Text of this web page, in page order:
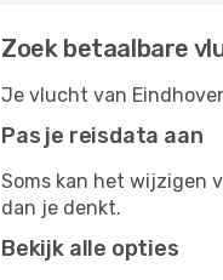
Zoek betaalbare
Je vlucht van
Pas je reisdata aan
Soms kan het wijzigen
dan je denkt.
Bekijk alle opties